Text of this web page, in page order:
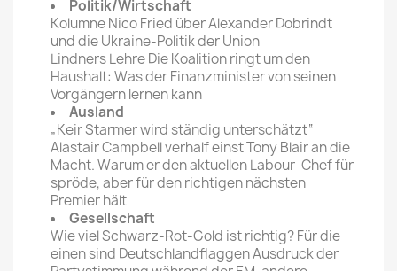
Politik/Wirtschaft
Kolumne Nico Fried über Alexander Dobrindt
und die Ukraine-Politik der Union
Lindners Lehre Die Koalition ringt um den
Haushalt: Was der Finanzminister von seinen
Vorgängern lernen kann
Ausland
„Keir Starmer wird ständig unterschätzt“
Alastair Campbell verhalf einst Tony Blair an die
Macht. Warum er den aktuellen Labour-Chef für
spröde, aber für den richtigen nächsten
Premier hält
Gesellschaft
Wie viel Schwarz-Rot-Gold ist richtig? Für die
einen sind Deutschlandflaggen Ausdruck der